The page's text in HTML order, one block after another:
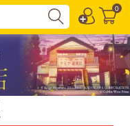
0